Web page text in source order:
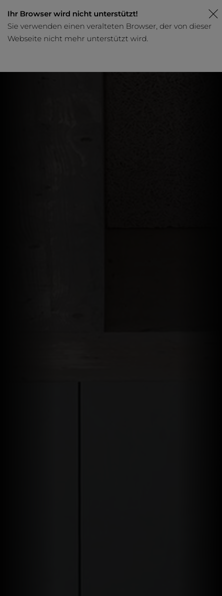
Ihr Browser wird nicht unterstützt!
Sie verwenden einen veralteten Browser, der von dieser
Webseite nicht mehr unterstützt wird.